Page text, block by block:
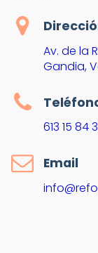
Av. de la
Gandia,
613 15 84
Email